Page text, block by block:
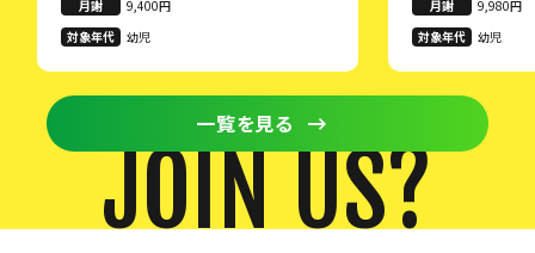
月謝
9,400円
対象年代
幼児
月謝
9,980円
対象年代
幼児
一覧を見る
JOIN US?